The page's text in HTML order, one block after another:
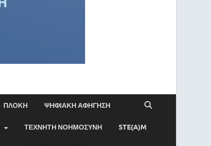
ΠΛΟΚΗ ΨΗΦΙΑΚΗ ΑΦΗΓΗΣΗ
ΤΕΧΝΗΤΗ ΝΟΗΜΟΣΥΝΗ STE(A)M